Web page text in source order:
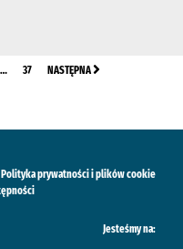
… 37 NASTĘPNA
Polityka prywatności i plików cookie
Jesteśmy na: